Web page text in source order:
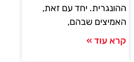
ההונגרית. יחד עם זאת,
האמיצים שבהם,
קרא עוד »